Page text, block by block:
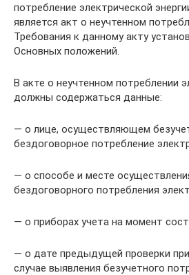
потребление электрической
является акт о неучтенном
Требования к данному акту
Основных положений.
В акте о неучтенном потреблении
должны содержаться данные:
— о лице, осуществляющем
бездоговорное потребление
— о способе и месте
бездоговорного потребления
— о приборах учета на момент
— о дате предыдущей проверки
случае выявления безучетного